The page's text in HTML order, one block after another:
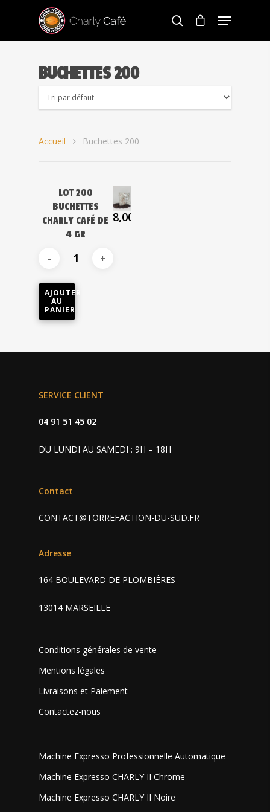
Hit enter to search or ESC to close
BUCHETTES 200
Accueil Buchettes 200
8,00
LOT 200
BUCHETTES
CHARLY CAFÉ DE
4 GR
AJOUTER
AU
PANIER
SERVICE CLIENT
04 91 51 45 02
DU LUNDI AU SAMEDI : 9H – 18H
Contact
CONTACT@TORREFACTION-DU-SUD.FR
Adresse
164 BOULEVARD DE PLOMBIÈRES
13014 MARSEILLE
Conditions générales de vente
Mentions légales
Livraisons et Paiement
Contactez-nous
Machine Expresso Professionnelle Automatique
Machine Expresso CHARLY II Chrome
Machine Expresso CHARLY II Noire
Accessoires